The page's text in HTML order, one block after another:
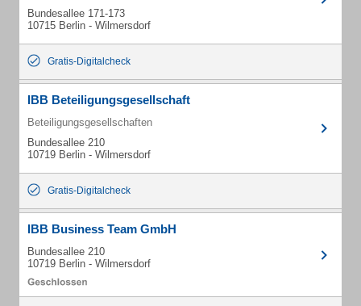
Bundesallee 171-173
10715 Berlin - Wilmersdorf
Gratis-Digitalcheck
IBB Beteiligungsgesellschaft
Beteiligungsgesellschaften
Bundesallee 210
10719 Berlin - Wilmersdorf
Gratis-Digitalcheck
IBB Business Team GmbH
Bundesallee 210
10719 Berlin - Wilmersdorf